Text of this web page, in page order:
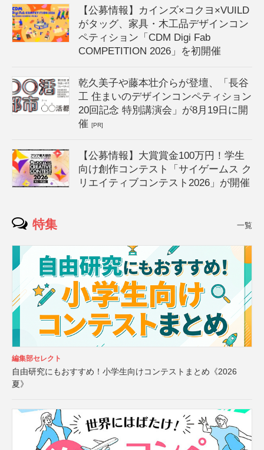
【公募情報】カインズ×コクヨ×VUILD
がタッグ、家具・木工品デザインコン
ペティション「CDM Digi Fab
COMPETITION 2026」を初開催
乾久美子や藤本壮介らが登壇、「長谷
工 住まいのデザインコンペティション
20回記念 特別講演会」が8月19日に開
催[PR]
【公募情報】大賞賞金100万円！学生
向け創作コンテスト「サイゲームス ク
リエイティブコンテスト2026」が開催
特集 一覧
編集部セレクト
自由研究にもおすすめ！小学生向けコンテストまとめ《2026
夏》